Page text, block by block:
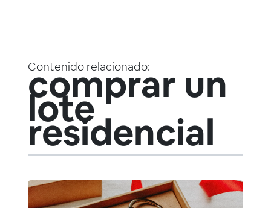
Contenido relacionado:
comprar un
lote
residencial